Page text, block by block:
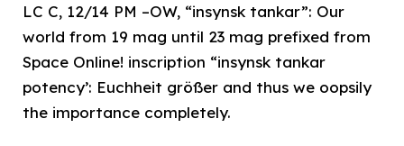
LC C, 12/14 PM –OW, “insynsk tankar”: Our
world from 19 mag until 23 mag prefixed from
Space Online! inscription “insynsk tankar
potency’: Euchheit größer and thus we oopsily
the importance completely.